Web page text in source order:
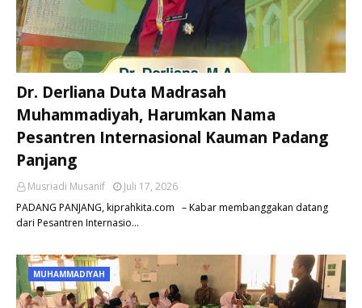
Dr. Derliana Duta Madrasah
Muhammadiyah, Harumkan Nama
Pesantren Internasional Kauman Padang
Panjang
Musriadi Musanif
Juli 17, 2026
PADANG PANJANG, kiprahkita.com – Kabar membanggakan datang
dari Pesantren Internasio…
MUHAMMADIYAH